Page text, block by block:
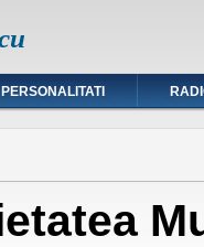
PERSONALITATI